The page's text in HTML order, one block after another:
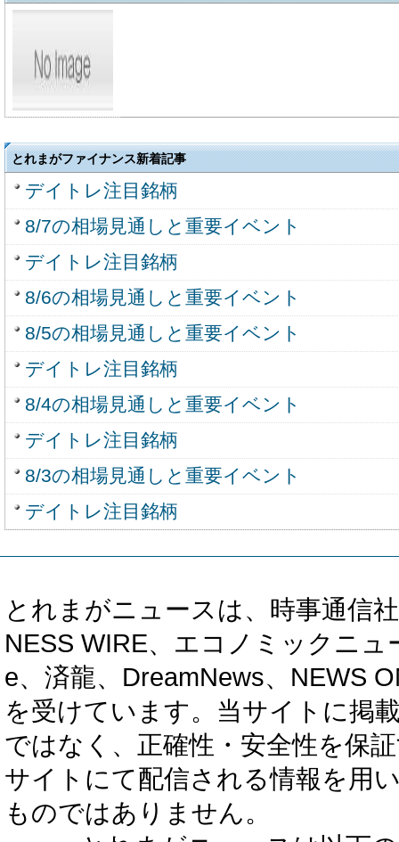
とれまがファイナンス新着記事
デイトレ注目銘柄
8/7の相場見通しと重要イベント
デイトレ注目銘柄
8/6の相場見通しと重要イベント
8/5の相場見通しと重要イベント
デイトレ注目銘柄
8/4の相場見通しと重要イベント
デイトレ注目銘柄
8/3の相場見通しと重要イベント
デイトレ注目銘柄
とれまがニュースは、時事通信
NESS WIRE、エコノミックニ
e、済龍、DreamNews、NEWS
を受けています。当サイトに掲
ではなく、正確性・安全性を保
サイトにて配信される情報を用
ものではありません。